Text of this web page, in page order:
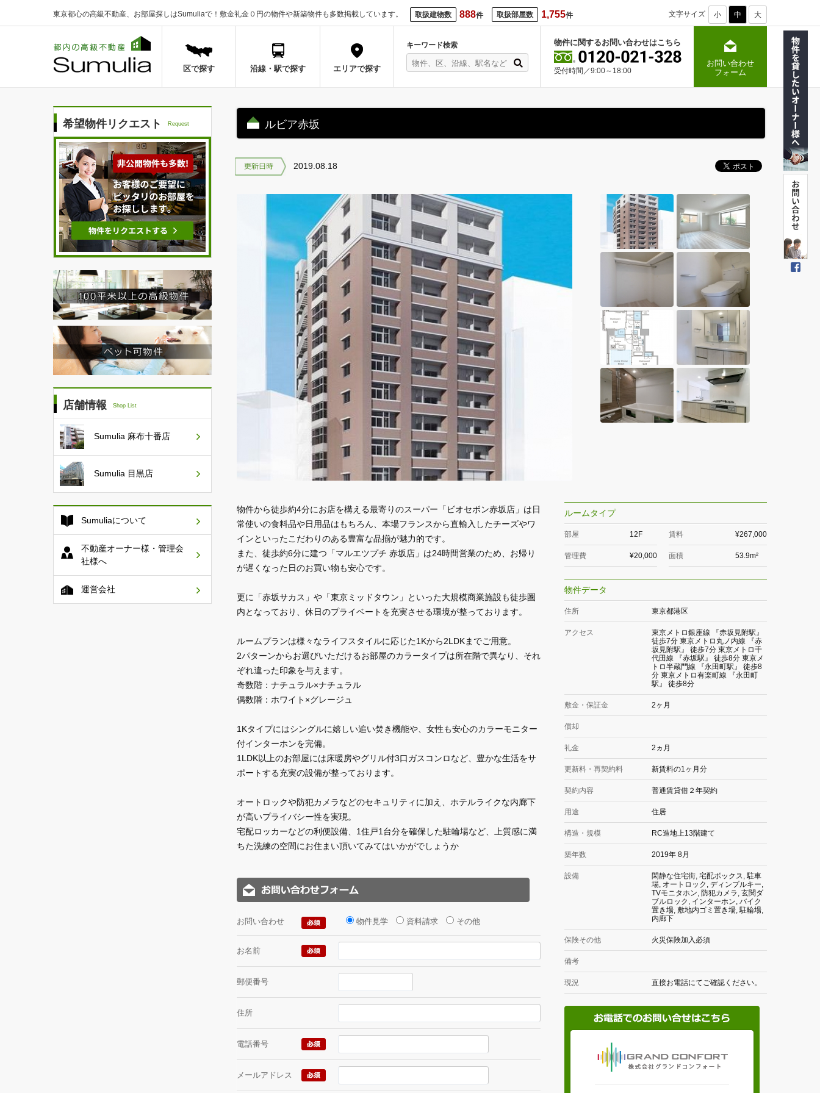
東京都心の高級不動産、お部屋探しはSumuliaで！ 敷金礼金０円の物件や新築物件も多数掲載しています。 取扱建物数 888件 取扱部屋数 1,755件 文字サイズ 小 中 大
区で探す 沿線・駅で探す エリアで探す
キーワード検索 物件に関するお問い合わせはこちら
受付時間／9:00～18:00
お問い合わせ
フォーム
ルビア赤坂
2019.08.18
物件から徒歩約4分にお店を構える最寄りのスーパー「ビオセボン赤坂店」は日
常使いの食料品や日用品はもちろん、本場フランスから直輸入したチーズやワ
インといったこだわりのある豊富な品揃が魅力的です。
また、徒歩約6分に建つ「マルエツプチ 赤坂店」は24時間営業のため、お帰り
が遅くなった日のお買い物も安心です。
更に「赤坂サカス」や「東京ミッドタウン」といった大規模商業施設も徒歩圏
内となっており、休日のプライベートを充実させる環境が整っております。
ルームプランは様々なライフスタイルに応じた1Kから2LDKまでご用意。
2パターンからお選びいただけるお部屋のカラータイプは所在階で異なり、それ
ぞれ違った印象を与えます。
奇数階：ナチュラル×ナチュラル
偶数階：ホワイト×グレージュ
1Kタイプにはシングルに嬉しい追い焚き機能や、女性も安心のカラーモニター
付インターホンを完備。
1LDK以上のお部屋には床暖房やグリル付3口ガスコンロなど、豊かな生活をサ
ポートする充実の設備が整っております。
オートロックや防犯カメラなどのセキュリティに加え、ホテルライクな内廊下
が高いプライバシー性を実現。
宅配ロッカーなどの利便設備、1住戸1台分を確保した駐輪場など、上質感に満
ちた洗練の空間にお住まい頂いてみてはいかがでしょうか
お問い合わせ 物件見学 資料請求 その他
お名前
郵便番号
住所
電話番号
メールアドレス
ルームタイプ
部屋 12F 賃料 ¥267,000
管理費 ¥20,000 面積 53.9m²
物件データ
住所 東京都港区
アクセス
東京メトロ銀座線 『赤坂見附駅』
徒歩7分 東京メトロ丸ノ内線 『赤
坂見附駅』 徒歩7分 東京メトロ千
代田線 『赤坂駅』 徒歩8分 東京メ
トロ半蔵門線 『永田町駅』 徒歩8
分 東京メトロ有楽町線 『永田町
駅』 徒歩8分
敷金・保証金 2ヶ月
償却
礼金 2ヵ月
更新料・再契約料 新賃料の1ヶ月分
契約内容 普通賃貸借２年契約
用途 住居
構造・規模 RC造地上13階建て
築年数 2019年 8月
設備
閑静な住宅街, 宅配ボックス, 駐車
場, オートロック, ディンプルキー,
TVモニタホン, 防犯カメラ, 玄関ダ
ブルロック, インターホン, バイク
置き場, 敷地内ゴミ置き場, 駐輪場,
内廊下
保険その他 火災保険加入必須
備考
現況 直接お電話にてご確認ください。
希望物件リクエスト Request
店舗情報 Shop List
Sumulia 麻布十番店
Sumulia 目黒店
Sumuliaについて
不動産オーナー様・管理会
社様へ
運営会社